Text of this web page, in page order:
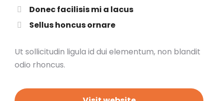
Donec facilisis mi a lacus
Sellus honcus ornare
Ut sollicitudin ligula id dui elementum, non blandit
odio rhoncus.